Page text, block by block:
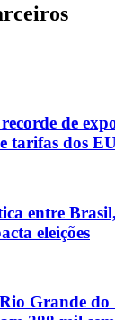
de
tarifas dos
entre
eleições
Grande do